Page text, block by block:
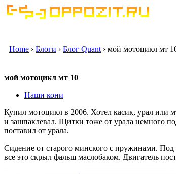
Home › Блоги › Блог Quant › мой мотоцикл мт
мой мотоцикл мт 10
Наши кони
Купил мотоцикл в 2006. Хотел касик, урал или
и зашпаклевал. Щитки тоже от урала немного
поставил от урала.
Сидение от старого минского с пружинами. Под
все это скрыл фальш маслобаком. Двигатель